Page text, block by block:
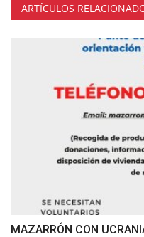
ARTÍCULOS
MAZARRÓN CON